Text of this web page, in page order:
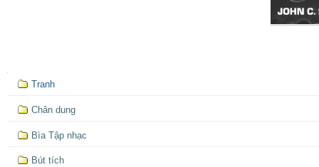
Mục
định
hướng
Tranh
Chân dung
Bìa Tập nhạc
Bút tích